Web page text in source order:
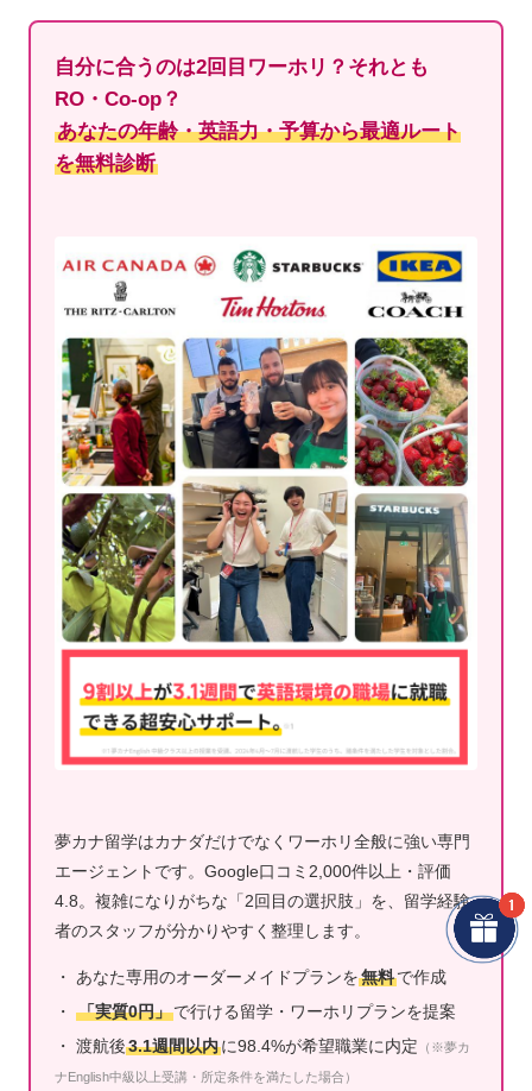
自分に合うのは2回目ワーホリ？それとも
RO・Co-op？
あなたの年齢・英語力・予算から最適ルート
を無料診断
夢カナ留学はカナダだけでなくワーホリ全般に強い専門
エージェントです。Google口コミ2,000件以上・評価
4.8。複雑になりがちな「2回目の選択肢」を、留学経験
者のスタッフが分かりやすく整理します。
・ あなた専用のオーダーメイドプランを無料で作成
・
「実質0円」で行ける留学・ワーホリプランを提案
・ 渡航後3.1週間以内に98.4%が希望職業に内定 （※夢カ
ナEnglish中級以上受講・所定条件を満たした場合）